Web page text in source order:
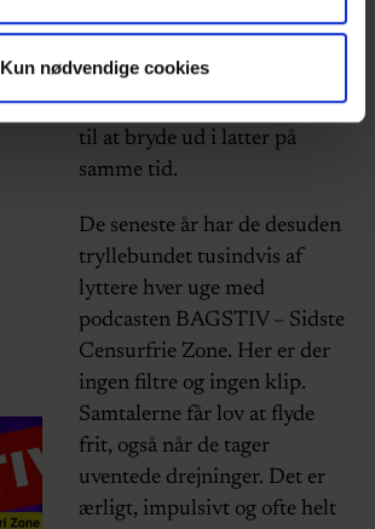
Kun nødvendige cookies
sige det, andre kun tænker, og
deres evne til at få en hel sal
til at bryde ud i latter på
samme tid.
De seneste år har de desuden
tryllebundet tusindvis af
lyttere hver uge med
podcasten BAGSTIV – Sidste
Censurfrie Zone. Her er der
ingen filtre og ingen klip.
Samtalerne får lov at flyde
frit, også når de tager
uventede drejninger. Det er
ærligt, impulsivt og ofte helt